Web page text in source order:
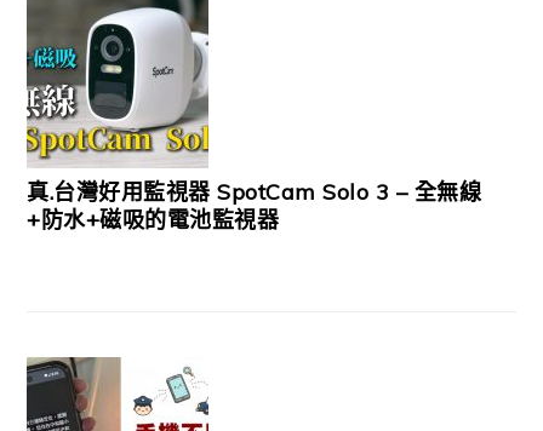
真.台灣好用監視器 SpotCam Solo 3 – 全無線
+防水+磁吸的電池監視器